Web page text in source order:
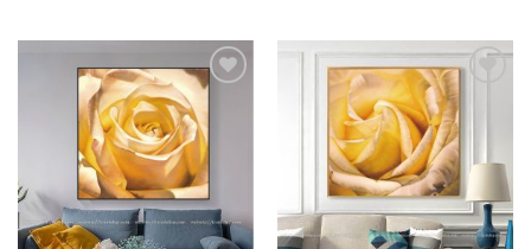
Wishlist
Add to
Wishlist